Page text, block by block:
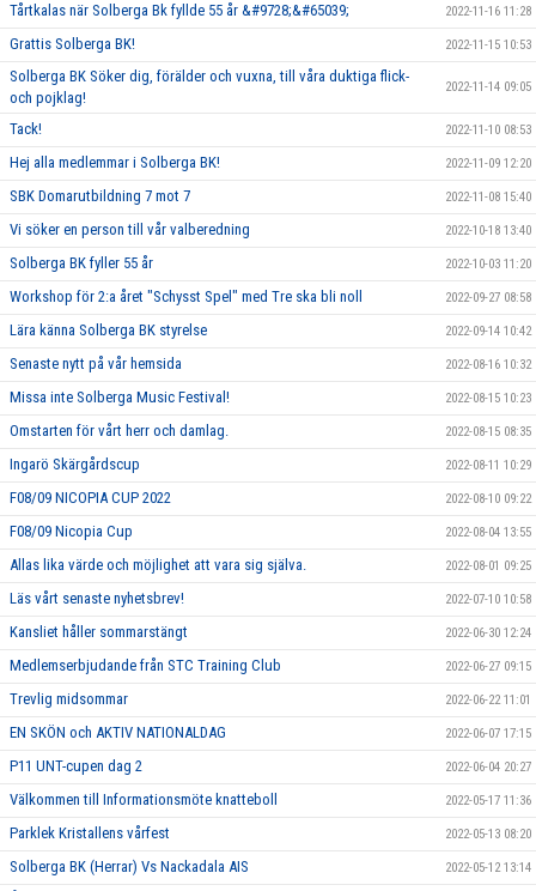
Tårtkalas när Solberga Bk fyllde 55 år &#9728;&#65039; 2022-11-16 11:28
Grattis Solberga BK! 2022-11-15 10:53
Solberga BK Söker dig, förälder och vuxna, till våra duktiga flick-
och pojklag!
2022-11-14 09:05
Tack! 2022-11-10 08:53
Hej alla medlemmar i Solberga BK! 2022-11-09 12:20
SBK Domarutbildning 7 mot 7 2022-11-08 15:40
Vi söker en person till vår valberedning 2022-10-18 13:40
Solberga BK fyller 55 år 2022-10-03 11:20
Workshop för 2:a året "Schysst Spel" med Tre ska bli noll 2022-09-27 08:58
Lära känna Solberga BK styrelse 2022-09-14 10:42
Senaste nytt på vår hemsida 2022-08-16 10:32
Missa inte Solberga Music Festival! 2022-08-15 10:23
Omstarten för vårt herr och damlag. 2022-08-15 08:35
Ingarö Skärgårdscup 2022-08-11 10:29
F08/09 NICOPIA CUP 2022 2022-08-10 09:22
F08/09 Nicopia Cup 2022-08-04 13:55
Allas lika värde och möjlighet att vara sig själva. 2022-08-01 09:25
Läs vårt senaste nyhetsbrev! 2022-07-10 10:58
Kansliet håller sommarstängt 2022-06-30 12:24
Medlemserbjudande från STC Training Club 2022-06-27 09:15
Trevlig midsommar 2022-06-22 11:01
EN SKÖN och AKTIV NATIONALDAG 2022-06-07 17:15
P11 UNT-cupen dag 2 2022-06-04 20:27
Välkommen till Informationsmöte knatteboll 2022-05-17 11:36
Parklek Kristallens vårfest 2022-05-13 08:20
Solberga BK (Herrar) Vs Nackadala AIS 2022-05-12 13:14